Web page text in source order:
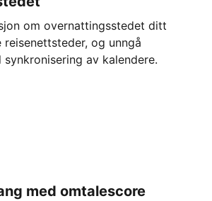
om overnattingsstedet ditt
og unngå
av kalendere.
med omtalescore